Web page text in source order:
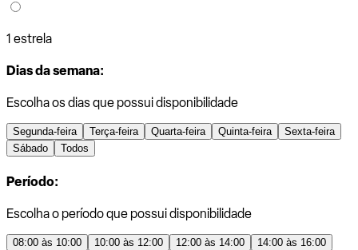
1 estrela
Dias da semana:
Escolha os dias que possui disponibilidade
Segunda-feira Terça-feira Quarta-feira Quinta-feira
Sexta-feira
Sábado
Todos
Período:
Escolha o período que possui disponibilidade
08:00 às 10:00 10:00 às 12:00 12:00 às 14:00
14:00 às 16:00